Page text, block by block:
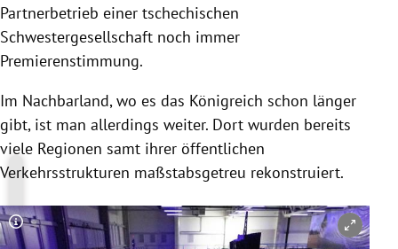
Partnerbetrieb einer tschechischen
Schwestergesellschaft noch immer
Premierenstimmung.
Im Nachbarland, wo es das Königreich schon länger
gibt, ist man allerdings weiter. Dort wurden bereits
viele Regionen samt ihrer öffentlichen
Verkehrsstrukturen maßstabsgetreu rekonstruiert.
Copyright-Hinweis öffnen/schließen